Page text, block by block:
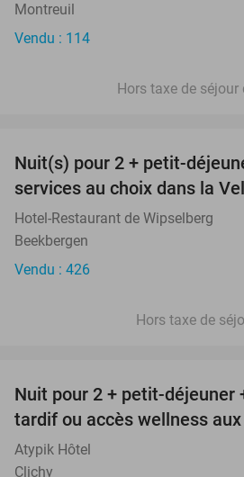
Montreuil
Vendu : 114
Hors taxe de
Nuit(s) pour 2 + petit-
services au choix dans la
Hotel-Restaurant de Wipselberg
Beekbergen
Vendu : 426
Hors taxe de
Nuit pour 2 + petit-déjeuner
tardif ou accès wellness
Atypik Hôtel
Clichy